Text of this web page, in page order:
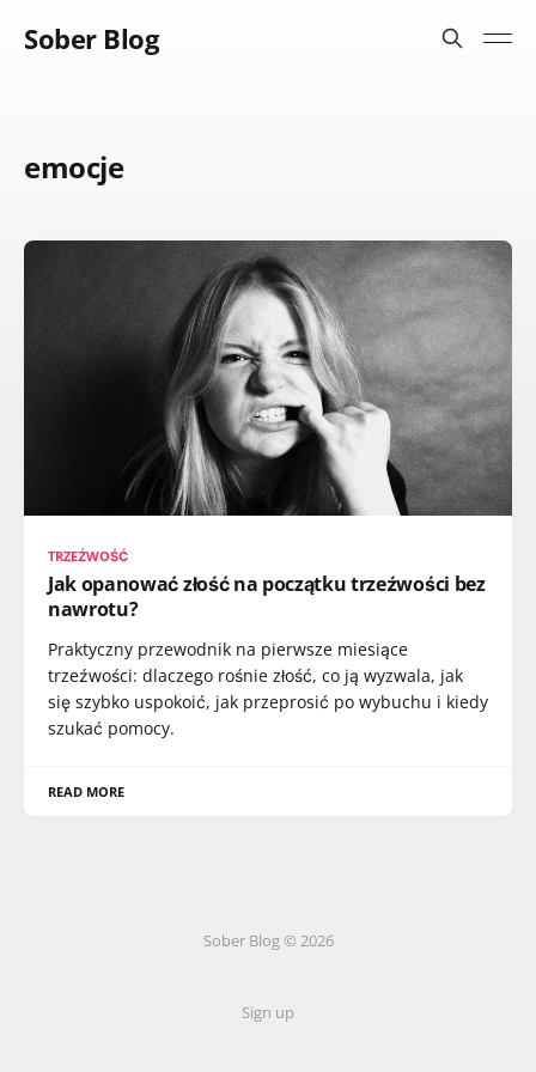
Sober Blog
emocje
TRZEŹWOŚĆ
Jak opanować złość na początku trzeźwości bez
nawrotu?
Praktyczny przewodnik na pierwsze miesiące
trzeźwości: dlaczego rośnie złość, co ją wyzwala, jak
się szybko uspokoić, jak przeprosić po wybuchu i kiedy
szukać pomocy.
READ MORE
Sober Blog © 2026
Sign up